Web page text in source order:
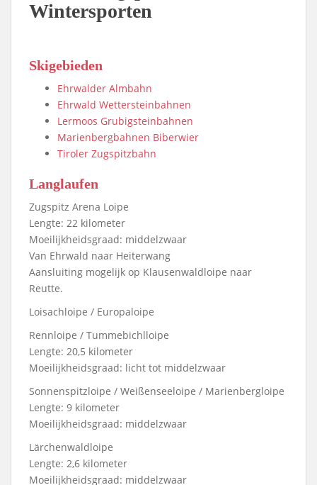
Wintersporten
Skigebieden
Ehrwalder Almbahn
Ehrwald Wettersteinbahnen
Lermoos Grubigsteinbahnen
Marienbergbahnen Biberwier
Tiroler Zugspitzbahn
Langlaufen
Zugspitz Arena Loipe
Lengte: 22 kilometer
Moeilijkheidsgraad: middelzwaar
Van Ehrwald naar Heiterwang
Aansluiting mogelijk op Klausenwaldloipe naar
Reutte.
Loisachloipe / Europaloipe
Rennloipe / Tummebichlloipe
Lengte: 20,5 kilometer
Moeilijkheidsgraad: licht tot middelzwaar
Sonnenspitzloipe / Weißenseeloipe / Marienbergloipe
Lengte: 9 kilometer
Moeilijkheidsgraad: middelzwaar
Lärchenwaldloipe
Lengte: 2,6 kilometer
Moeilijkheidsgraad: middelzwaar